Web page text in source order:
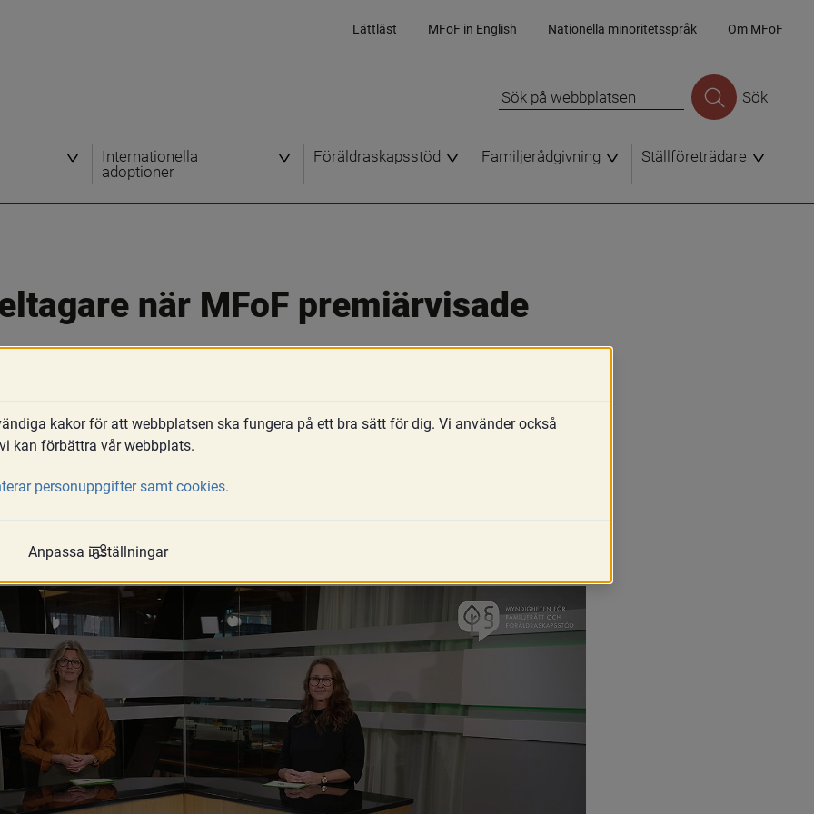
Lättläst MFoF in English Nationella minoritetsspråk Om MFoF
Sök
Internationella
adoptioner
Föräldraskapsstöd Familjerådgivning Ställföreträdare
när MFoF premiärvisade
arbetslivsminister Paulina Brandberg inledde MFoF:s
ett verktyg som ger kommuner och regioner bättre
hedersrelaterat våld och förtryck.
kakor för att webbplatsen ska fungera på ett bra sätt för dig. Vi använder också
kan förbättra vår webbplats.
personuppgifter samt cookies.
Anpassa inställningar